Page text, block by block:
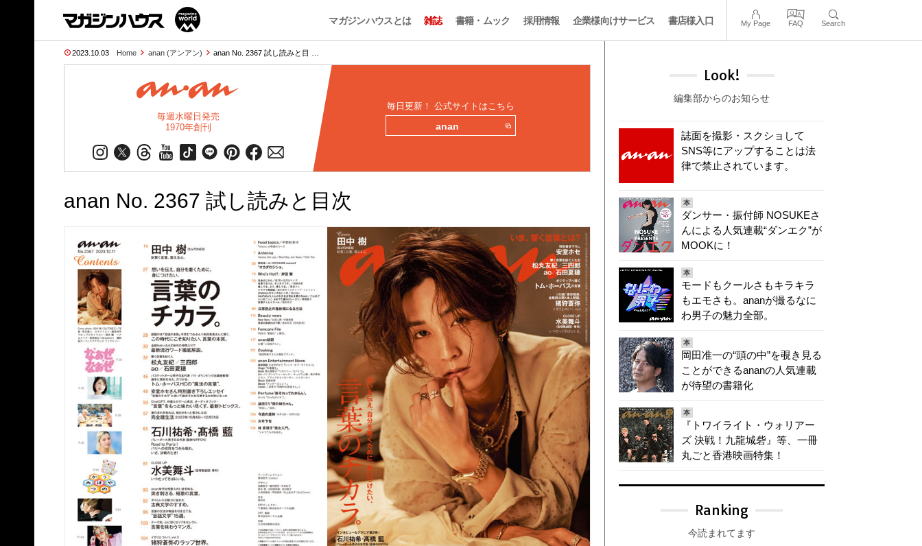
マガジンハウスとは 雑誌 書籍・ムック 採用情報 企業様向けサービス 書店様入口 My Page FAQ Search
2023.10.03 Home anan (アンアン) anan No. 2367 試し読みと目 …
毎週水曜日発売
1970年創刊
毎日更新！ 公式サイトはこちら
anan
anan No. 2367 試し読みと目次
Look!
編集部からのお知らせ
誌面を撮影・スクショして
SNS等にアップすることは法
律で禁止されています。
本
ダンサー・振付師 NOSUKEさ
んによる人気連載“ダンエク”が
MOOKに！
本
モードもクールさもキラキラ
もエモさも。ananが撮るなに
わ男子の魅力全部。
本
岡田准一の“頭の中”を覗き見る
ことができるananの人気連載
が待望の書籍化
本
『トワイライト・ウォリアー
ズ 決戦！九龍城砦』等、一冊
丸ごと香港映画特集！
Ranking
今読まれてます